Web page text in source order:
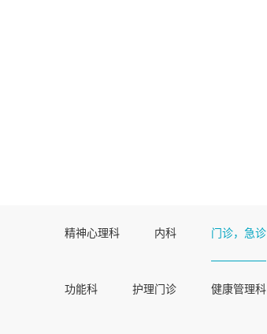
精神心理科 内科 门诊，急诊
功能科 护理门诊 健康管理科